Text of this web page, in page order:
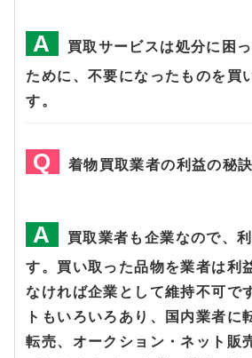
買取サービスは処分に困
ために、不要になったものを買
す。
着物買取業者の利益の秘
買取業者も企業なので、
す。買い取った品物を業者は利
なければ企業として維持不可で
トもいろいろあり、国内業者に
転売、オークション・ネット販